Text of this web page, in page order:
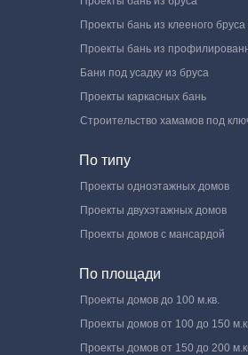
Проекты бань из клееного бруса
Проекты бань из
Бани под усадку из бруса
Проекты каркасных бань
Строительство хамамов под
По типу
Проекты одноэтажных домов
Проекты двухэтажных домов
Проекты домов с мансардой
По площади
Проекты домов до 100 м.кв.
Проекты домов от 100 до 150
Проекты домов от 150 до 200